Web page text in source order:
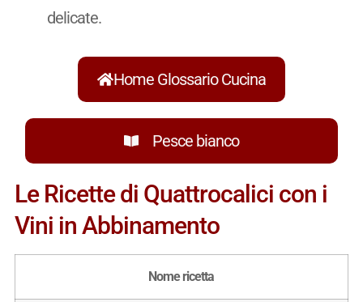
delicate.
Home Glossario Cucina
Pesce bianco
Le Ricette di Quattrocalici con i
Vini in Abbinamento
Nome ricetta